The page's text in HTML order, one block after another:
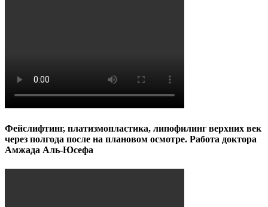
Фейслифтинг, платизмопластика, липофилинг верхних век
через полгода после на плановом осмотре. Работа доктора
Амжада Аль-Юсефа